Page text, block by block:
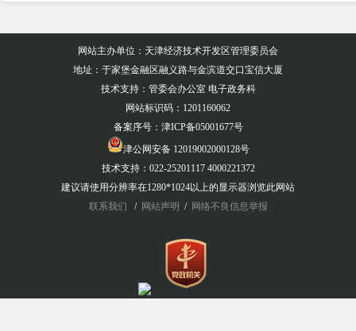
网站主办单位：天津经济技术开发区管理委员会
地址：于家堡金融区融义路与金滨道交口宝信大厦
技术支持：管委会办公室 电子政务科
网站标识码：1201160062
备案序号： 津ICP备05001677号
津公网安备 12019002000128号
技术支持：022-25201117 4000221372
建议请使用分辨率在1280*1024以上的显示器浏览此网站
联系我们
/ 网站声明 / 网络不良信息举报